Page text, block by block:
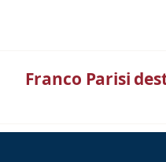
Franco Parisi